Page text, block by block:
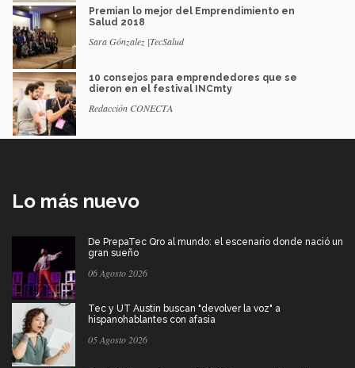
Premian lo mejor del Emprendimiento en
Salud 2018
Sara Gónzalez |TecSalud
10 consejos para emprendedores que se
dieron en el festival INCmty
Redacción CONECTA
Lo más nuevo
De PrepaTec Qro al mundo: el escenario donde nació un
gran sueño
06 Agosto 2026
Tec y UT Austin buscan "devolver la voz" a
hispanohablantes con afasia
05 Agosto 2026